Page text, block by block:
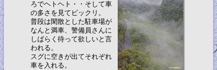
ろでヘトヘト・・そして車
の多さを見てビックリ。
普段は閑散とした駐車場が
なんと満車、警備員さんに
しばらく待って欲しいと言
われる。
スグに空きが出てそれぞれ
車を入れる。